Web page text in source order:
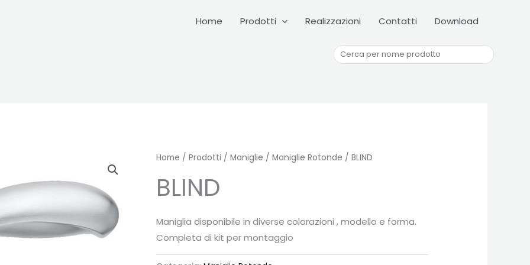
Home Prodotti Realizzazioni Contatti Download
Home / Prodotti / Maniglie / Maniglie Rotonde / BLIND
BLIND
Maniglia disponibile in diverse colorazioni , modello e forma.
Completa di kit per montaggio